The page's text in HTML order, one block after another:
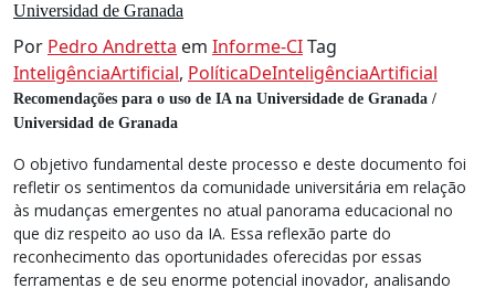
Universidad de Granada
Por Pedro Andretta em Informe-CITag
InteligênciaArtificial, PolíticaDeInteligênciaArtificial
Recomendações para o uso de IA na Universidade de Granada /
Universidad de Granada
O objetivo fundamental deste processo e deste documento foi
refletir os sentimentos da comunidade universitária em relação
às mudanças emergentes no atual panorama educacional no
que diz respeito ao uso da IA. Essa reflexão parte do
reconhecimento das oportunidades oferecidas por essas
ferramentas e de seu enorme potencial inovador, analisando